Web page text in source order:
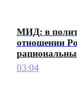
МИД: в
отношении
03:04